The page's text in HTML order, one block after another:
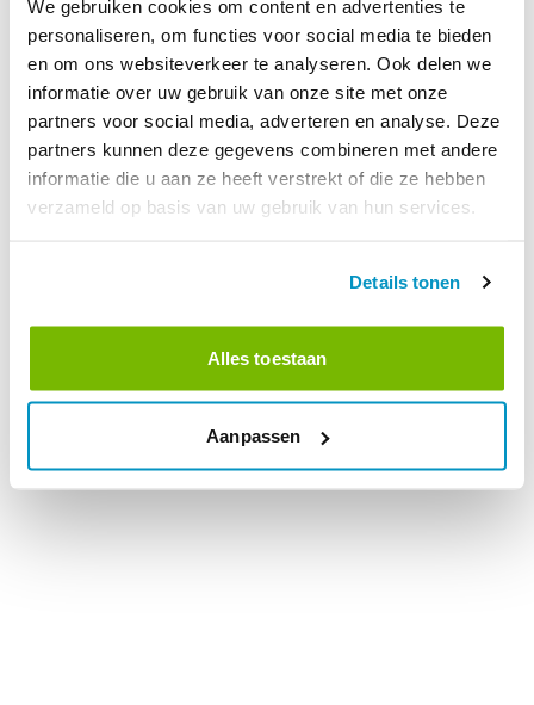
We gebruiken cookies om content en advertenties te
personaliseren, om functies voor social media te bieden
en om ons websiteverkeer te analyseren. Ook delen we
informatie over uw gebruik van onze site met onze
partners voor social media, adverteren en analyse. Deze
partners kunnen deze gegevens combineren met andere
informatie die u aan ze heeft verstrekt of die ze hebben
verzameld op basis van uw gebruik van hun services.
Details tonen
Alles toestaan
Aanpassen